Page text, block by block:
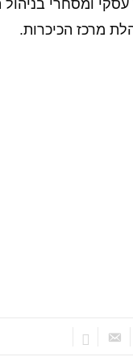
עסקי ומסחרי
מרכז הכיכרות.